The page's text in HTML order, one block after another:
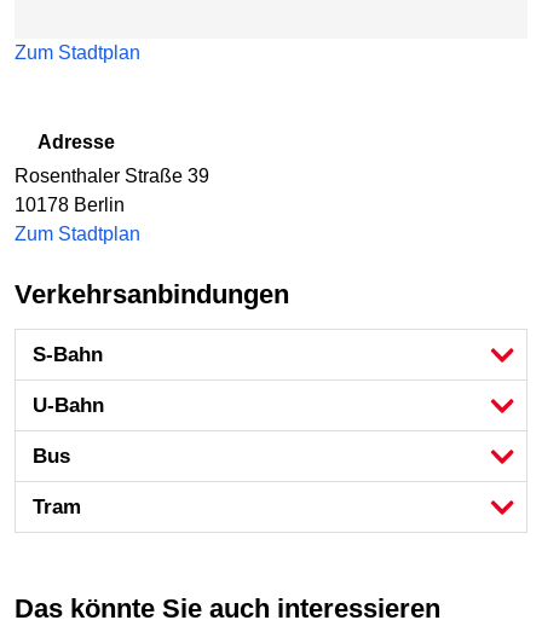
Zum Stadtplan
Adresse
Rosenthaler Straße 39
10178 Berlin
Zum Stadtplan
Verkehrsanbindungen
S-Bahn
U-Bahn
Bus
Tram
Das könnte Sie auch interessieren